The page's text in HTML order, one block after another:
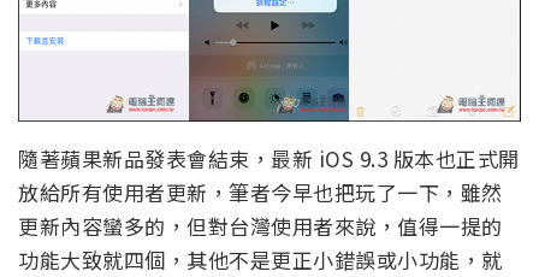
隨著蘋果新品發表會結束，最新 iOS 9.3 版本也正式開
放給所有使用者更新，筆者今早也把玩了一下，雖然
更新內容蠻多的，但對台灣使用者來說，值得一提的
功能大致就四個，其他不是更正小錯誤或小功能，就